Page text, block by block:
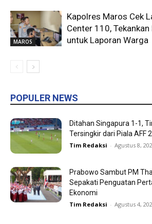
MAROS
Kapolres Maros Cek
Center 110,
untuk Laporan Warga
POPULER NEWS
Ditahan Singapura 1-1,
Tersingkir dari Piala AFF
Tim Redaksi - Agustus 8,
Prabowo Sambut PM
Sepakati Penguatan
Ekonomi
Tim Redaksi - Agustus 4,